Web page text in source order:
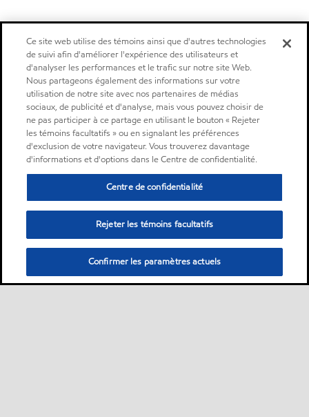
Ce site web utilise des témoins ainsi que d'autres technologies
de suivi afin d'améliorer l'expérience des utilisateurs et
d'analyser les performances et le trafic sur notre site Web.
Nous partageons également des informations sur votre
utilisation de notre site avec nos partenaires de médias
sociaux, de publicité et d'analyse, mais vous pouvez choisir de
ne pas participer à ce partage en utilisant le bouton « Rejeter
les témoins facultatifs » ou en signalant les préférences
d'exclusion de votre navigateur. Vous trouverez davantage
d'informations et d'options dans le Centre de confidentialité.
Centre de confidentialité
Rejeter les témoins facultatifs
Confirmer les paramètres actuels